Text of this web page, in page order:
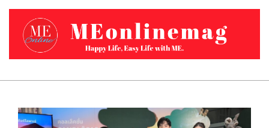
Skip
content
Primary
Menu